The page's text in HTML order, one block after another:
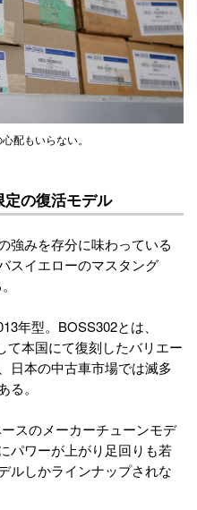
配もいらない。
定の復活モデル
強みを存分に味わっている
スイエローのマスタング
年型。BOSS302とは、
て本国にて復刻したバリエー
日本の中古車市場では滅多
。
スのメーカーチューンモデ
パワーが上がり足回りも若
ルしかラインナップされな